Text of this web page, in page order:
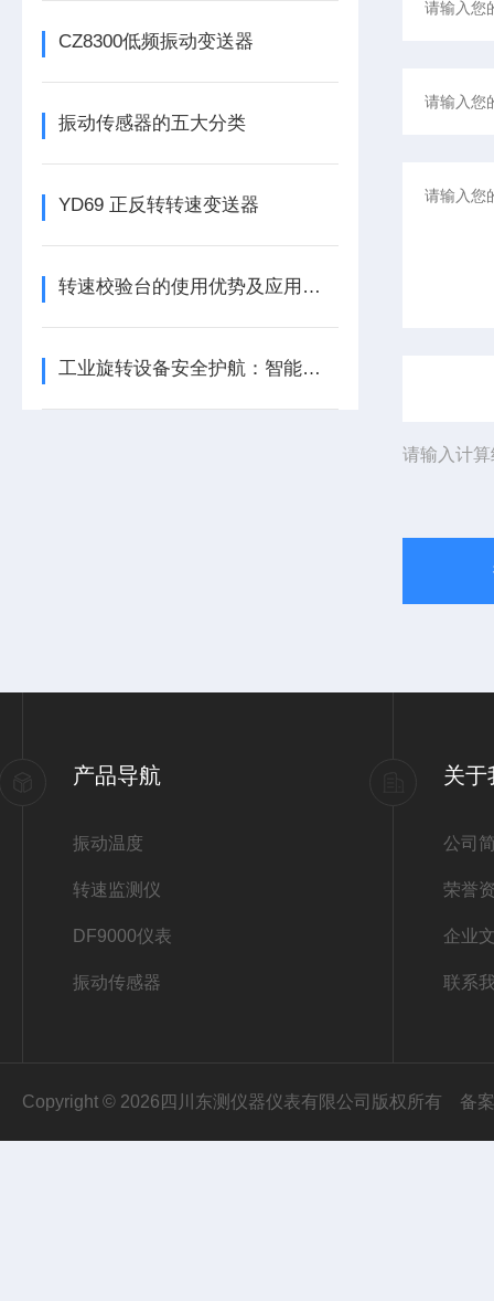
CZ8300低频振动变送器
振动传感器的五大分类
YD69 正反转转速变送器
转速校验台的使用优势及应用有哪些
工业旋转设备安全护航：智能转速监测仪技术现状与应用优化研究
请输入计
产品导航
振动温度
转速监测仪
DF9000仪表
振动传感器
关于
公司
荣誉
企业
联系
Copyright © 2026四川东测仪器仪表有限公司版权所有 备